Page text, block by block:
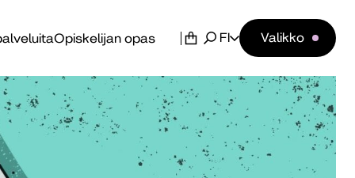
Opiskelijan opas FI Valikko